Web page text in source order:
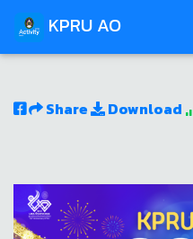
KPRU AO
Share Download